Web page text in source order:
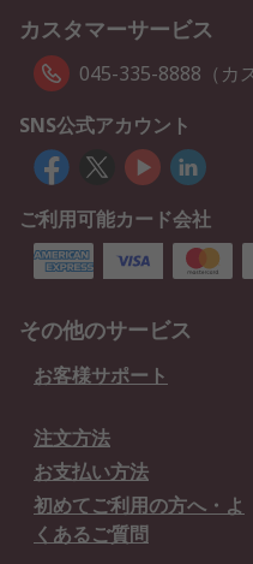
カスタマーサービス
045-335-8888（カ
SNS公式アカウント
ご利用可能カード会社
その他のサービス
お客様サポート
注文方法
お支払い方法
初めてご利用の方へ・よ
くあるご質問